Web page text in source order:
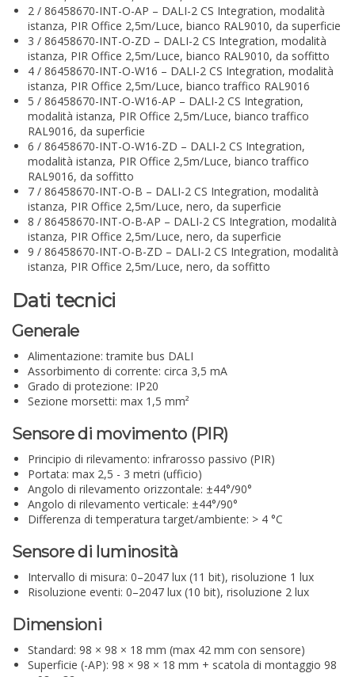
2 / 86458670-INT-O-AP – DALI-2 CS Integration, modalità
istanza, PIR Office 2,5m/Luce, bianco RAL9010, da superficie
3 / 86458670-INT-O-ZD – DALI-2 CS Integration, modalità
istanza, PIR Office 2,5m/Luce, bianco RAL9010, da soffitto
4 / 86458670-INT-O-W16 – DALI-2 CS Integration, modalità
istanza, PIR Office 2,5m/Luce, bianco traffico RAL9016
5 / 86458670-INT-O-W16-AP – DALI-2 CS Integration,
modalità istanza, PIR Office 2,5m/Luce, bianco traffico
RAL9016, da superficie
6 / 86458670-INT-O-W16-ZD – DALI-2 CS Integration,
modalità istanza, PIR Office 2,5m/Luce, bianco traffico
RAL9016, da soffitto
7 / 86458670-INT-O-B – DALI-2 CS Integration, modalità
istanza, PIR Office 2,5m/Luce, nero, da superficie
8 / 86458670-INT-O-B-AP – DALI-2 CS Integration, modalità
istanza, PIR Office 2,5m/Luce, nero, da superficie
9 / 86458670-INT-O-B-ZD – DALI-2 CS Integration, modalità
istanza, PIR Office 2,5m/Luce, nero, da soffitto
Dati tecnici
Generale
Alimentazione: tramite bus DALI
Assorbimento di corrente: circa 3,5 mA
Grado di protezione: IP20
Sezione morsetti: max 1,5 mm²
Sensore di movimento (PIR)
Principio di rilevamento: infrarosso passivo (PIR)
Portata: max 2,5 - 3 metri (ufficio)
Angolo di rilevamento orizzontale: ±44°/90°
Angolo di rilevamento verticale: ±44°/90°
Differenza di temperatura target/ambiente: > 4 °C
Sensore di luminosità
Intervallo di misura: 0–2047 lux (11 bit), risoluzione 1 lux
Risoluzione eventi: 0–2047 lux (10 bit), risoluzione 2 lux
Dimensioni
Standard: 98 × 98 × 18 mm (max 42 mm con sensore)
Superficie (-AP): 98 × 98 × 18 mm + scatola di montaggio 98